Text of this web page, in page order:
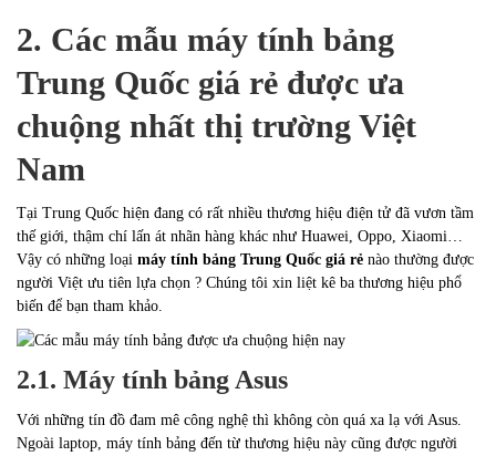
2. Các mẫu máy tính bảng
Trung Quốc giá rẻ được ưa
chuộng nhất thị trường Việt
Nam
Tại Trung Quốc hiện đang có rất nhiều thương hiệu điện tử đã vươn tầm
thế giới, thậm chí lấn át nhãn hàng khác như Huawei, Oppo, Xiaomi…
Vậy có những loại máy tính bảng Trung Quốc giá rẻ nào thường được
người Việt ưu tiên lựa chọn ? Chúng tôi xin liệt kê ba thương hiệu phổ
biến để bạn tham khảo.
2.1. Máy tính bảng Asus
Với những tín đồ đam mê công nghệ thì không còn quá xa lạ với Asus.
Ngoài laptop, máy tính bảng đến từ thương hiệu này cũng được người